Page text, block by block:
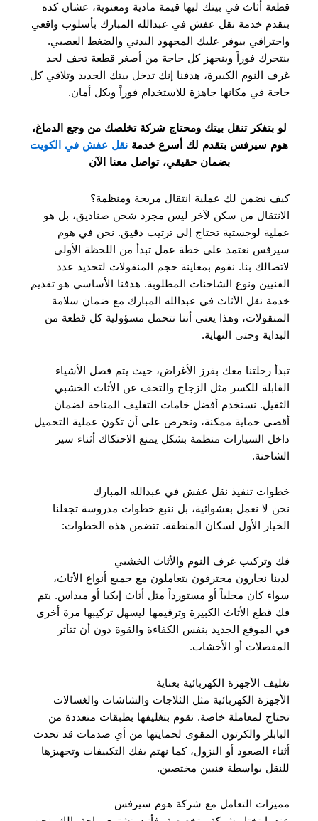
قطعة أثاث في بيتك ليها قيمة مادية ومعنوية، عشان كده
بنقدم خدمة نقل عفش في عبدالله المبارك بأسلوب واقعي
واحترافي بيوفر عليك المجهود البدني والضغط العصبي.
بنتحرك فوراً وبنجهز كل حاجة من أصغر قطعة تحف لحد
غرف النوم الكبيرة، هدفنا إنك تدخل بيتك الجديد وتلاقي كل
حاجة في مكانها جاهزة للاستخدام فوراً وبكل أمان.
لو بتفكر تنقل بيتك ومحتاج شركة تخلصك من وجع الدماغ،
هوم سيرفس بتقدم لك أسرع خدمة نقل عفش في الكويت
بضمان حقيقي، تواصل معنا الآن
كيف نضمن لك عملية انتقال مريحة ومنظمة؟
الانتقال من سكن لآخر ليس مجرد شحن صناديق، بل هو
عملية لوجستية تحتاج إلى ترتيب دقيق. نحن في هوم
سيرفس نعتمد على خطة عمل تبدأ من اللحظة الأولى
لاتصالك بنا. نقوم بمعاينة حجم المنقولات لتحديد عدد
الفنيين ونوع الشاحنات المطلوبة. هدفنا الأساسي هو تقديم
خدمة نقل الأثاث في عبدالله المبارك مع ضمان سلامة
المنقولات، وهذا يعني أننا نتحمل مسؤولية كل قطعة من
البداية وحتى النهاية.
تبدأ رحلتنا معك بفرز الأغراض، حيث يتم فصل الأشياء
القابلة للكسر مثل الزجاج والتحف عن الأثاث الخشبي
الثقيل. نستخدم أفضل خامات التغليف المتاحة لضمان
أقصى حماية ممكنة، ونحرص على أن تكون عملية التحميل
داخل السيارات منظمة بشكل يمنع الاحتكاك أثناء سير
الشاحنة.
خطوات تنفيذ نقل عفش في عبدالله المبارك
نحن لا نعمل بعشوائية، بل نتبع خطوات مدروسة تجعلنا
الخيار الأول لسكان المنطقة. تتضمن هذه الخطوات:
فك وتركيب غرف النوم والأثاث الخشبي
لدينا نجارون محترفون يتعاملون مع جميع أنواع الأثاث،
سواء كان محلياً أو مستورداً مثل أثاث إيكيا أو ميداس. يتم
فك قطع الأثاث الكبيرة وترقيمها ليسهل تركيبها مرة أخرى
في الموقع الجديد بنفس الكفاءة والقوة دون أن تتأثر
المفصلات أو الأخشاب.
تغليف الأجهزة الكهربائية بعناية
الأجهزة الكهربائية مثل الثلاجات والشاشات والغسالات
تحتاج لمعاملة خاصة. نقوم بتغليفها بطبقات متعددة من
البابلز والكرتون المقوى لحمايتها من أي صدمات قد تحدث
أثناء الصعود أو النزول، كما نهتم بفك التكييفات وتجهيزها
للنقل بواسطة فنيين مختصين.
مميزات التعامل مع شركة هوم سيرفس